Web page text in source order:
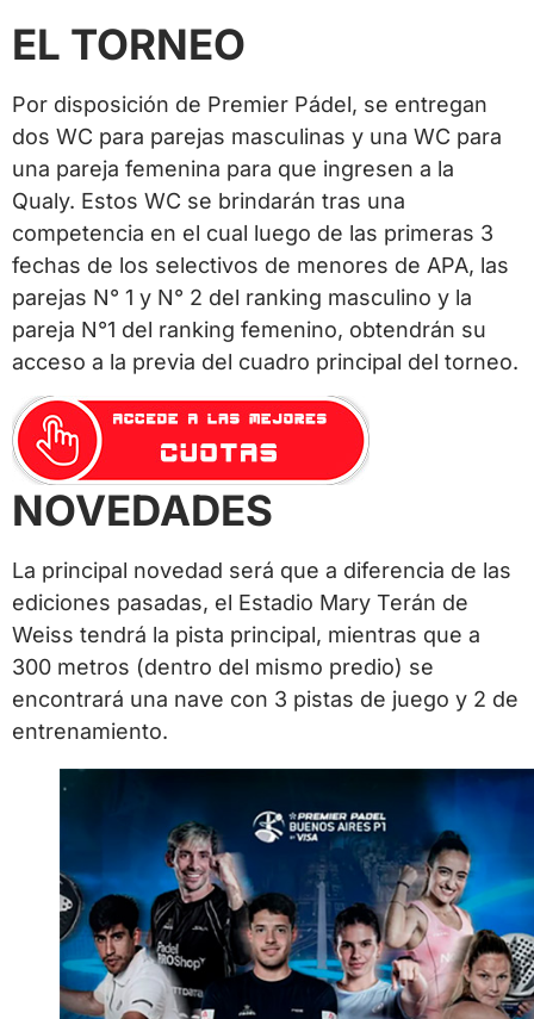
EL TORNEO
Por disposición de Premier Pádel, se entregan
dos WC para parejas masculinas y una WC para
una pareja femenina para que ingresen a la
Qualy. Estos WC se brindarán tras una
competencia en el cual luego de las primeras 3
fechas de los selectivos de menores de APA, las
parejas N° 1 y N° 2 del ranking masculino y la
pareja N°1 del ranking femenino, obtendrán su
acceso a la previa del cuadro principal del torneo.
NOVEDADES
La principal novedad será que a diferencia de las
ediciones pasadas, el Estadio Mary Terán de
Weiss tendrá la pista principal, mientras que a
300 metros (dentro del mismo predio) se
encontrará una nave con 3 pistas de juego y 2 de
entrenamiento.